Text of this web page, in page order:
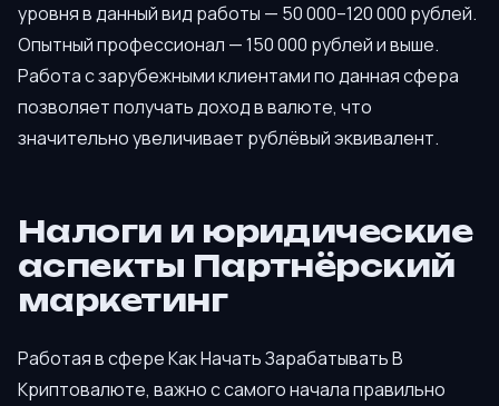
уровня в данный вид работы — 50 000–120 000 рублей.
Опытный профессионал — 150 000 рублей и выше.
Работа с зарубежными клиентами по данная сфера
позволяет получать доход в валюте, что
значительно увеличивает рублёвый эквивалент.
Налоги и юридические
аспекты Партнёрский
маркетинг
Работая в сфере Как Начать Зарабатывать В
Криптовалюте, важно с самого начала правильно